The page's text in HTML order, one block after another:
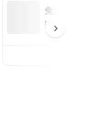
免運優惠來囉
PP 下單
0 最高可折運